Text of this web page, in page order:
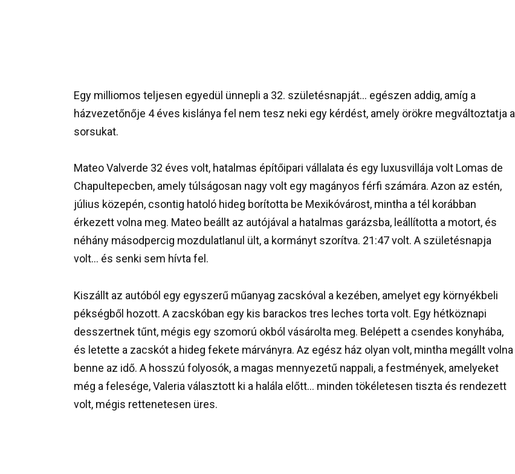
Egy milliomos teljesen egyedül ünnepli a 32. születésnapját… egészen addig, amíg a
házvezetőnője 4 éves kislánya fel nem tesz neki egy kérdést, amely örökre megváltoztatja a
sorsukat.
Mateo Valverde 32 éves volt, hatalmas építőipari vállalata és egy luxusvillája volt Lomas de
Chapultepecben, amely túlságosan nagy volt egy magányos férfi számára. Azon az estén,
július közepén, csontig hatoló hideg borította be Mexikóvárost, mintha a tél korábban
érkezett volna meg. Mateo beállt az autójával a hatalmas garázsba, leállította a motort, és
néhány másodpercig mozdulatlanul ült, a kormányt szorítva. 21:47 volt. A születésnapja
volt… és senki sem hívta fel.
Kiszállt az autóból egy egyszerű műanyag zacskóval a kezében, amelyet egy környékbeli
pékségből hozott. A zacskóban egy kis barackos tres leches torta volt. Egy hétköznapi
desszertnek tűnt, mégis egy szomorú okból vásárolta meg. Belépett a csendes konyhába,
és letette a zacskót a hideg fekete márványra. Az egész ház olyan volt, mintha megállt volna
benne az idő. A hosszú folyosók, a magas mennyezetű nappali, a festmények, amelyeket
még a felesége, Valeria választott ki a halála előtt… minden tökéletesen tiszta és rendezett
volt, mégis rettenetesen üres.